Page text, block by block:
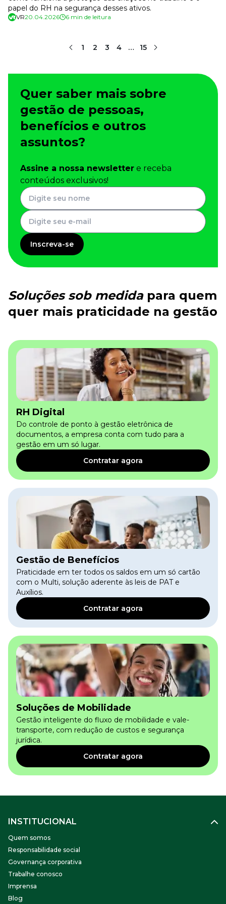
papel do RH na segurança desses ativos.
VR20.04.2026 6 min de leitura
1 2 3 4 … 15
Quer saber mais sobre
gestão de pessoas,
benefícios e outros
assuntos?
Assine a nossa newsletter e receba
conteúdos exclusivos!
Inscreva-se
Soluções sob medidapara quem
quer mais praticidade na gestão
RH Digital
Do controle de ponto à gestão eletrônica de
documentos, a empresa conta com tudo para a
gestão em um só lugar.
Contratar agora
Gestão de Benefícios
Praticidade em ter todos os saldos em um só cartão
com o Multi, solução aderente às leis de PAT e
Auxílios.
Contratar agora
Soluções de Mobilidade
Gestão inteligente do fluxo de mobilidade e vale-
transporte, com redução de custos e segurança
jurídica.
Contratar agora
INSTITUCIONAL
Quem somos
Responsabilidade social
Governança corporativa
Trabalhe conosco
Imprensa
Blog